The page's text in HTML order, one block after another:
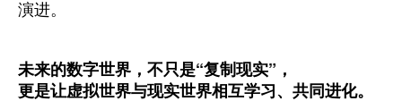
演进。
未来的数字世界，不只是“复制现实”，
更是让虚拟世界与现实世界相互学习、共同进化。